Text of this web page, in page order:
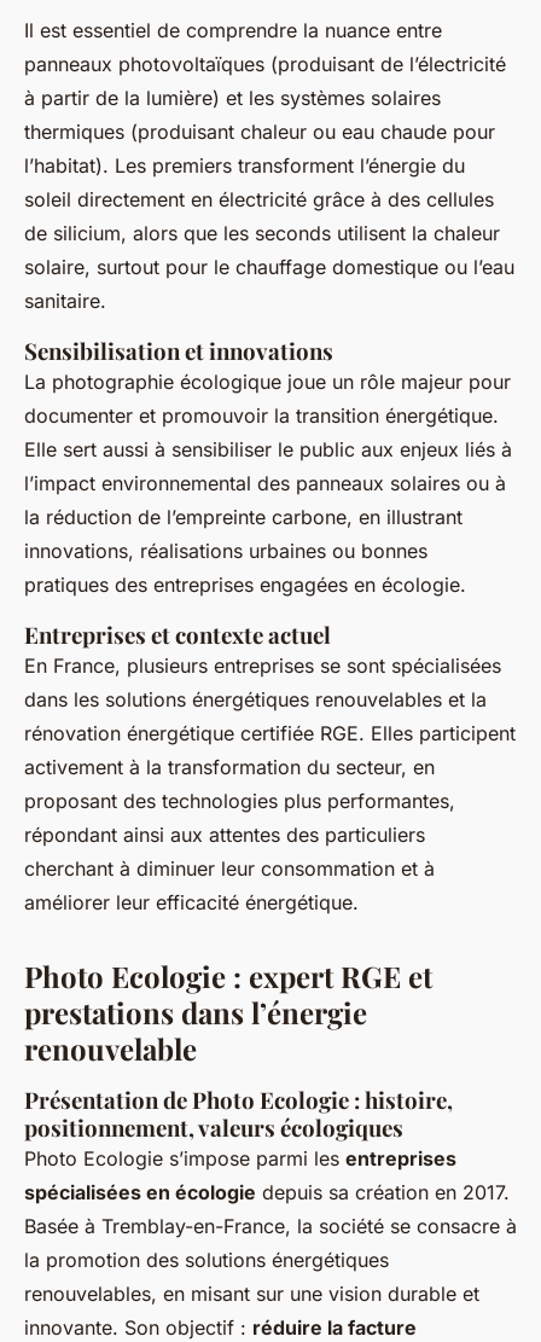
Il est essentiel de comprendre la nuance entre
panneaux photovoltaïques (produisant de l’électricité
à partir de la lumière) et les systèmes solaires
thermiques (produisant chaleur ou eau chaude pour
l’habitat). Les premiers transforment l’énergie du
soleil directement en électricité grâce à des cellules
de silicium, alors que les seconds utilisent la chaleur
solaire, surtout pour le chauffage domestique ou l’eau
sanitaire.
Sensibilisation et innovations
La photographie écologique joue un rôle majeur pour
documenter et promouvoir la transition énergétique.
Elle sert aussi à sensibiliser le public aux enjeux liés à
l’impact environnemental des panneaux solaires ou à
la réduction de l’empreinte carbone, en illustrant
innovations, réalisations urbaines ou bonnes
pratiques des entreprises engagées en écologie.
Entreprises et contexte actuel
En France, plusieurs entreprises se sont spécialisées
dans les solutions énergétiques renouvelables et la
rénovation énergétique certifiée RGE. Elles participent
activement à la transformation du secteur, en
proposant des technologies plus performantes,
répondant ainsi aux attentes des particuliers
cherchant à diminuer leur consommation et à
améliorer leur efficacité énergétique.
Photo Ecologie : expert RGE et
prestations dans l’énergie
renouvelable
Présentation de Photo Ecologie : histoire,
positionnement, valeurs écologiques
Photo Ecologie s’impose parmi les entreprises
spécialisées en écologie depuis sa création en 2017.
Basée à Tremblay-en-France, la société se consacre à
la promotion des solutions énergétiques
renouvelables, en misant sur une vision durable et
innovante. Son objectif : réduire la facture